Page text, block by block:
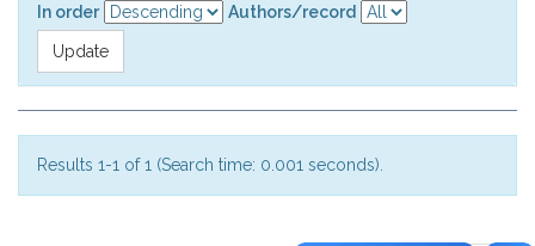
In order
Authors/record
Results 1-1 of 1 (Search time: 0.001 seconds).